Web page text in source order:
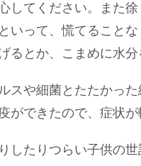
してください。また
いって、慌てることな
るとか、こまめに水分
スや細菌とたたかっ
ができたので、症状
したりつらい子供の